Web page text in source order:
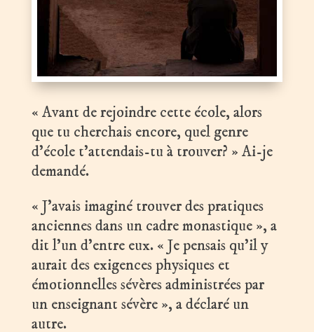
« Avant de rejoindre cette école, alors
que tu cherchais encore, quel genre
d’école t’attendais-tu à trouver? » Ai-je
demandé.
« J’avais imaginé trouver des pratiques
anciennes dans un cadre monastique », a
dit l’un d’entre eux. « Je pensais qu’il y
aurait des exigences physiques et
émotionnelles sévères administrées par
un enseignant sévère », a déclaré un
autre.